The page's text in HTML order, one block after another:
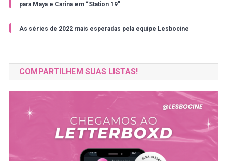
para Maya e Carina em “Station 19”
As séries de 2022 mais esperadas pela equipe Lesbocine
COMPARTILHEM SUAS LISTAS!